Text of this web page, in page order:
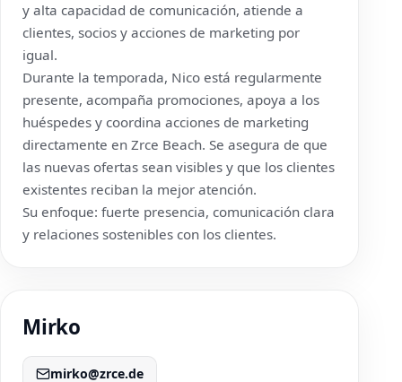
y alta capacidad de comunicación, atiende a
clientes, socios y acciones de marketing por
igual.
Durante la temporada, Nico está regularmente
presente, acompaña promociones, apoya a los
huéspedes y coordina acciones de marketing
directamente en Zrce Beach. Se asegura de que
las nuevas ofertas sean visibles y que los clientes
existentes reciban la mejor atención.
Su enfoque: fuerte presencia, comunicación clara
y relaciones sostenibles con los clientes.
Mirko
mirko@zrce.de